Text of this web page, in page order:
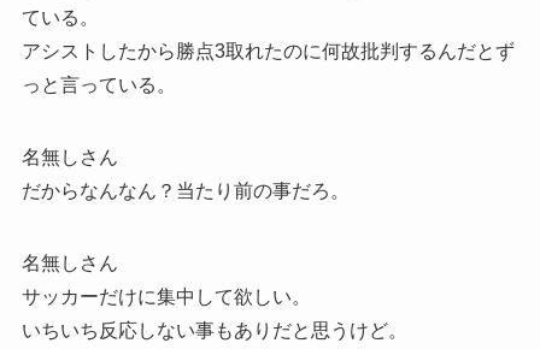
ている。
アシストしたから勝点3取れたのに何故批判するんだとず
っと言っている。
名無しさん
だからなんなん？当たり前の事だろ。
名無しさん
サッカーだけに集中して欲しい。
いちいち反応しない事もありだと思うけど。